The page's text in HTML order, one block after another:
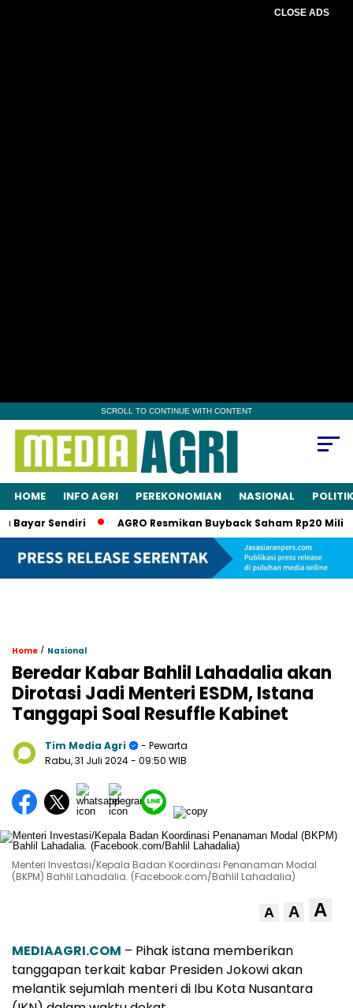
CLOSE ADS
SCROLL TO CONTINUE WITH CONTENT
HOME INFO AGRI PEREKONOMIAN NASIONAL POLITIK
Sendiri AGRO Resmikan Buyback Saham Rp20 Miliar,
Home / Nasional
Beredar Kabar Bahlil Lahadalia akan
Dirotasi Jadi Menteri ESDM, Istana
Tanggapi Soal Resuffle Kabinet
Tim Media Agri
- Pewarta
Rabu, 31 Juli 2024- 09:50 WIB
Menteri Investasi/Kepala Badan Koordinasi Penanaman Modal
(BKPM) Bahlil Lahadalia. (Facebook.com/Bahlil Lahadalia)
A A A
MEDIAAGRI.COM – Pihak istana memberikan
tanggapan terkait kabar Presiden Jokowi akan
melantik sejumlah menteri di Ibu Kota Nusantara